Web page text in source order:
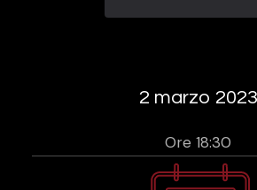
2 marzo 2023
Ore 18:30